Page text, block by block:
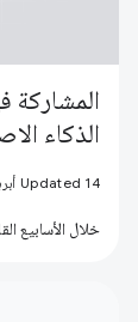
المشاركة
الذكاء
Updated 14 أبريل 2026
خلال الأسابيع